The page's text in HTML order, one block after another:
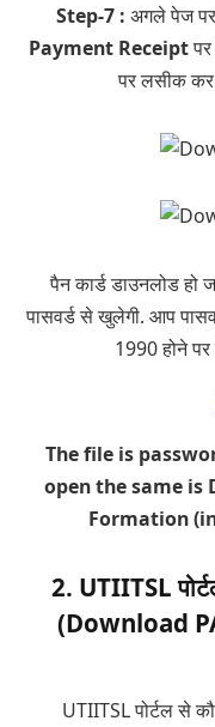
Step-7 : अगले पेज
Payment Receipt
पर लसीक कर
पैन कार्ड डाउनलोड हो
पासवर्ड से खुलेगी. आप
1990 होने
The file is
open the same
Formation
2. UTIITSL
(Download
UTIITSL पोर्टल से